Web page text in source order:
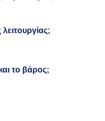
το βάρος;